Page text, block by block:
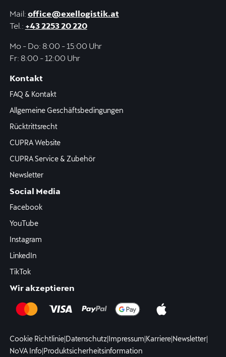
Mail: office@exellogistik.at
Tel.: +43 2253 20 220
Mo - Do: 8:00 - 15:00 Uhr
Fr: 8:00 - 12:00 Uhr
Kontakt
FAQ & Kontakt
Allgemeine Geschäftsbedingungen
Rücktrittsrecht
CUPRA Website
CUPRA Service & Zubehör
Newsletter
Social Media
Facebook
YouTube
Instagram
LinkedIn
TikTok
Wir akzeptieren
Cookie Richtlinie|Datenschutz|Impressum|Karriere|Newsletter|
NoVA Info|Produktsicherheitsinformation